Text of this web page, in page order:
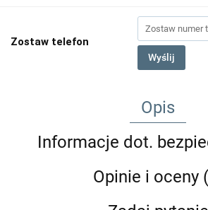
Zostaw telefon
Wyślij
Opis
Informacje dot.
Opinie i oceny